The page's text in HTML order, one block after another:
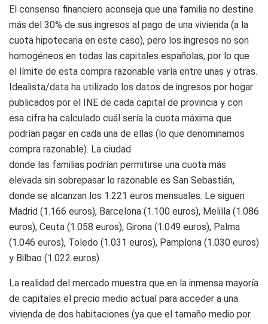
El consenso financiero aconseja que una familia no destine
más del 30% de sus ingresos al pago de una vivienda (a la
cuota hipotecaria en este caso), pero los ingresos no son
homogéneos en todas las capitales españolas, por lo que
el límite de esta compra razonable varía entre unas y otras.
Idealista/data ha utilizado los datos de ingresos por hogar
publicados por el INE de cada capital de provincia y con
esa cifra ha calculado cuál sería la cuota máxima que
podrían pagar en cada una de ellas (lo que denominamos
compra razonable). La ciudad
donde las familias podrían permitirse una cuota más
elevada sin sobrepasar lo razonable es San Sebastián,
donde se alcanzan los 1.221 euros mensuales. Le siguen
Madrid (1.166 euros), Barcelona (1.100 euros), Melilla (1.086
euros), Ceuta (1.058 euros), Girona (1.049 euros), Palma
(1.046 euros), Toledo (1.031 euros), Pamplona (1.030 euros)
y Bilbao (1.022 euros).
La realidad del mercado muestra que en la inmensa mayoría
de capitales el precio medio actual para acceder a una
vivienda de dos habitaciones (ya que el tamaño medio por